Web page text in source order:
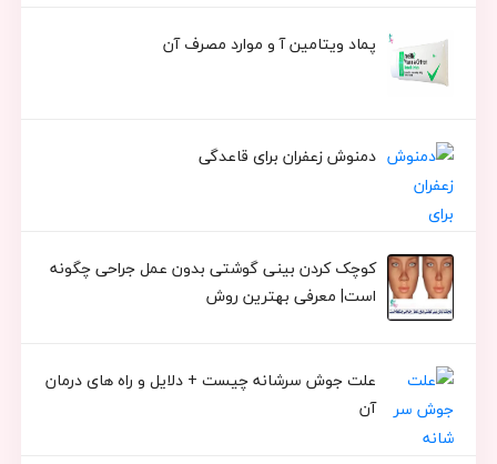
پماد ویتامین آ و موارد مصرف آن
دمنوش زعفران برای قاعدگی
کوچک کردن بینی گوشتی بدون عمل جراحی چگونه
است| معرفی بهترین روش
علت جوش سرشانه چیست + دلایل و راه های درمان
آن